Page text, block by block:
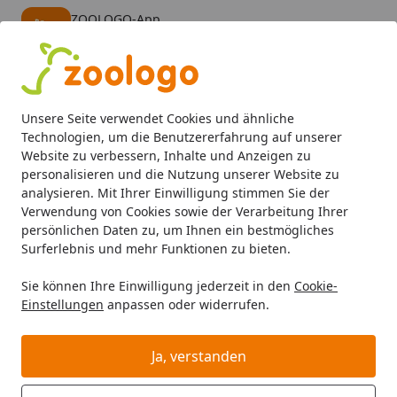
Unsere Seite verwendet Cookies und ähnliche
Technologien, um die Benutzererfahrung auf unserer
Website zu verbessern, Inhalte und Anzeigen zu
personalisieren und die Nutzung unserer Website zu
analysieren. Mit Ihrer Einwilligung stimmen Sie der
Verwendung von Cookies sowie der Verarbeitung Ihrer
persönlichen Daten zu, um Ihnen ein bestmögliches
Surferlebnis und mehr Funktionen zu bieten.
Sie können Ihre Einwilligung jederzeit in den Cookie-
Einstellungen anpassen oder widerrufen.
Ja, verstanden
ZOOLOGO-App
Alle Produkte
Mein Konto
Suchen
Startseite
Aquaristik Aquarienfilter, Pumpen & Zubehör Innenfilter
EHEIM EHEIM Aquarium Innenfilter
2413 biopower 240